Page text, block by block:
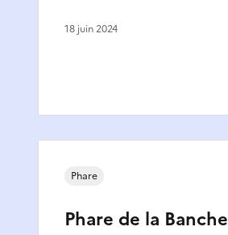
18 juin 2024
Phare de la Banche
Phare